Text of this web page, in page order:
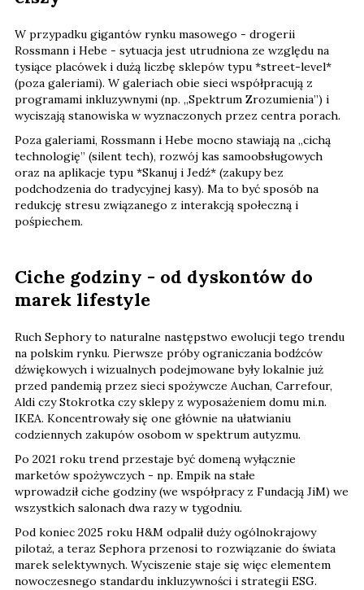
W przypadku gigantów rynku masowego - drogerii
Rossmann i Hebe - sytuacja jest utrudniona ze względu na
tysiące placówek i dużą liczbę sklepów typu *street-level*
(poza galeriami). W galeriach obie sieci współpracują z
programami inkluzywnymi (np. „Spektrum Zrozumienia”) i
wyciszają stanowiska w wyznaczonych przez centra porach.
Poza galeriami, Rossmann i Hebe mocno stawiają na „cichą
technologię” (silent tech), rozwój kas samoobsługowych
oraz na aplikacje typu *Skanuj i Jedź* (zakupy bez
podchodzenia do tradycyjnej kasy). Ma to być sposób na
redukcję stresu związanego z interakcją społeczną i
pośpiechem.
Ciche godziny - od dyskontów do
marek lifestyle
Ruch Sephory to naturalne następstwo ewolucji tego trendu
na polskim rynku. Pierwsze próby ograniczania bodźców
dźwiękowych i wizualnych podejmowane były lokalnie już
przed pandemią przez sieci spożywcze Auchan, Carrefour,
Aldi czy Stokrotka czy sklepy z wyposażeniem domu mi.n.
IKEA. Koncentrowały się one głównie na ułatwianiu
codziennych zakupów osobom w spektrum autyzmu.
Po 2021 roku trend przestaje być domeną wyłącznie
marketów spożywczych - np. Empik na stałe
wprowadził ciche godziny (we współpracy z Fundacją JiM) we
wszystkich salonach dwa razy w tygodniu.
Pod koniec 2025 roku H&M odpalił duży ogólnokrajowy
pilotaż, a teraz Sephora przenosi to rozwiązanie do świata
marek selektywnych. Wyciszenie staje się więc elementem
nowoczesnego standardu inkluzywności i strategii ESG.